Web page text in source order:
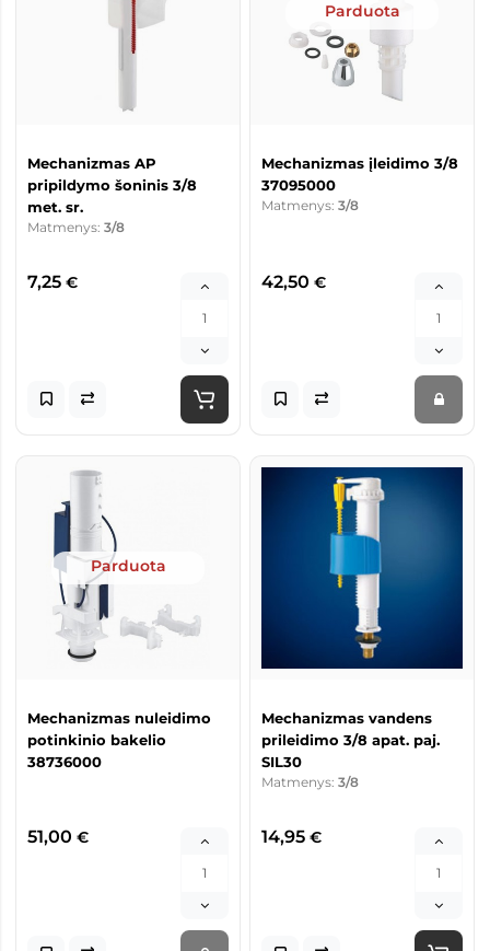
Mechanizmas AP
pripildymo šoninis 3/8
met. sr.
Matmenys: 3/8
7,25 €
Parduota
Mechanizmas įleidimo 3/8
37095000
Matmenys: 3/8
42,50 €
Parduota
Mechanizmas nuleidimo
potinkinio bakelio
38736000
51,00 €
Mechanizmas vandens
prileidimo 3/8 apat. paj.
SIL30
Matmenys: 3/8
14,95 €